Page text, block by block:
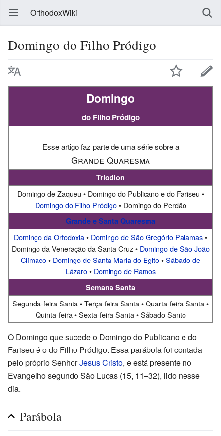
OrthodoxWiki
Domingo do Filho Pródigo
Domingo
do Filho Pródigo
Esse artigo faz parte de uma série sobre a
Grande Quaresma
Triodion
Domingo de Zaqueu • Domingo do Publicano e do Fariseu •
Domingo do Filho Pródigo• Domingo do Perdão
Grande e Santa Quaresma
Domingo da Ortodoxia• Domingo de São Gregório Palamas•
Domingo da Veneração da Santa Cruz • Domingo de São João
Clímaco• Domingo de Santa Maria do Egito•Sábado de
Lázaro• Domingo de Ramos
Semana Santa
Segunda-feira Santa • Terça-feira Santa • Quarta-feira Santa •
Quinta-feira • Sexta-feira Santa • Sábado Santo
O Domingo que sucede o Domingo do Publicano e do
Fariseu é o do Filho Pródigo. Essa parábola foi contada
pelo próprio SenhorJesus Cristo, e está presente no
Evangelho segundo São Lucas (15, 11–32), lido nesse
dia.
Parábola